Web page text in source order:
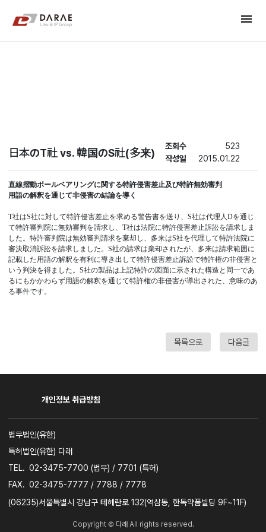
메인 메뉴 바로가기
menu
日本のT社 vs. 韓国のS社(多来)
조회수
523
작성일
2015.01.22
直線摺動ボールベアリングに関する特許侵害差止及び特許無効審判
用語の解釈を通じて非侵害の結論を導く
T社はS社に対して特許侵害差止を求める警告書を送り、S社は代理人Dを通じ
て特許審判院に無効審判を請求し、T社は法院に特許侵害差止訴訟を請求しま
した。特許審判院は無効審判請求を棄却し、多来はS社を代理して特許法院に
審決取消訴訟を請求しました。S社の請求は棄却されたが、多来は請求範囲に
記載した用語の解釈を有利に導き出して特許侵害差止訴訟で特許権の非侵害と
いう判決を得ました。S社の製品は上記特許の図面に示された構造と同一であ
るにもかかわらず用語の解釈を通じて特許権の非侵害が導出された、意味のあ
る事件です。
목록으로 다음글
개인정보 취급방침
사업자명
법무법인(유한)
특허법인(유한) 다래
TEL. 02-3475-7700 (법무) / 7701 (특허)
FAX. 02-3475-7777 / 7788 / 7778
주소
(06235)서울특별시 강남구 테헤란로 132(역삼동, 한독약품빌딩 9F~11F)
Copyright © 다래 All rights reserved.